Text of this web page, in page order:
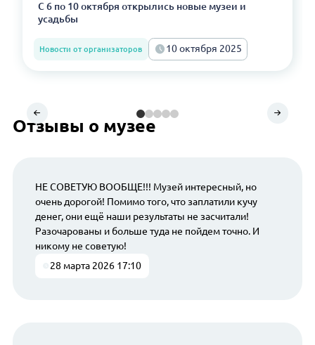
С 6 по 10 октября открылись новые музеи и
усадьбы
Новости от организаторов 10 октября 2025
Отзывы о музее
НЕ СОВЕТУЮ ВООБЩЕ!!! Музей интересный, но
очень дорогой! Помимо того, что заплатили кучу
денег, они ещё наши результаты не засчитали!
Разочарованы и больше туда не пойдем точно. И
никому не советую!
28 марта 2026 17:10